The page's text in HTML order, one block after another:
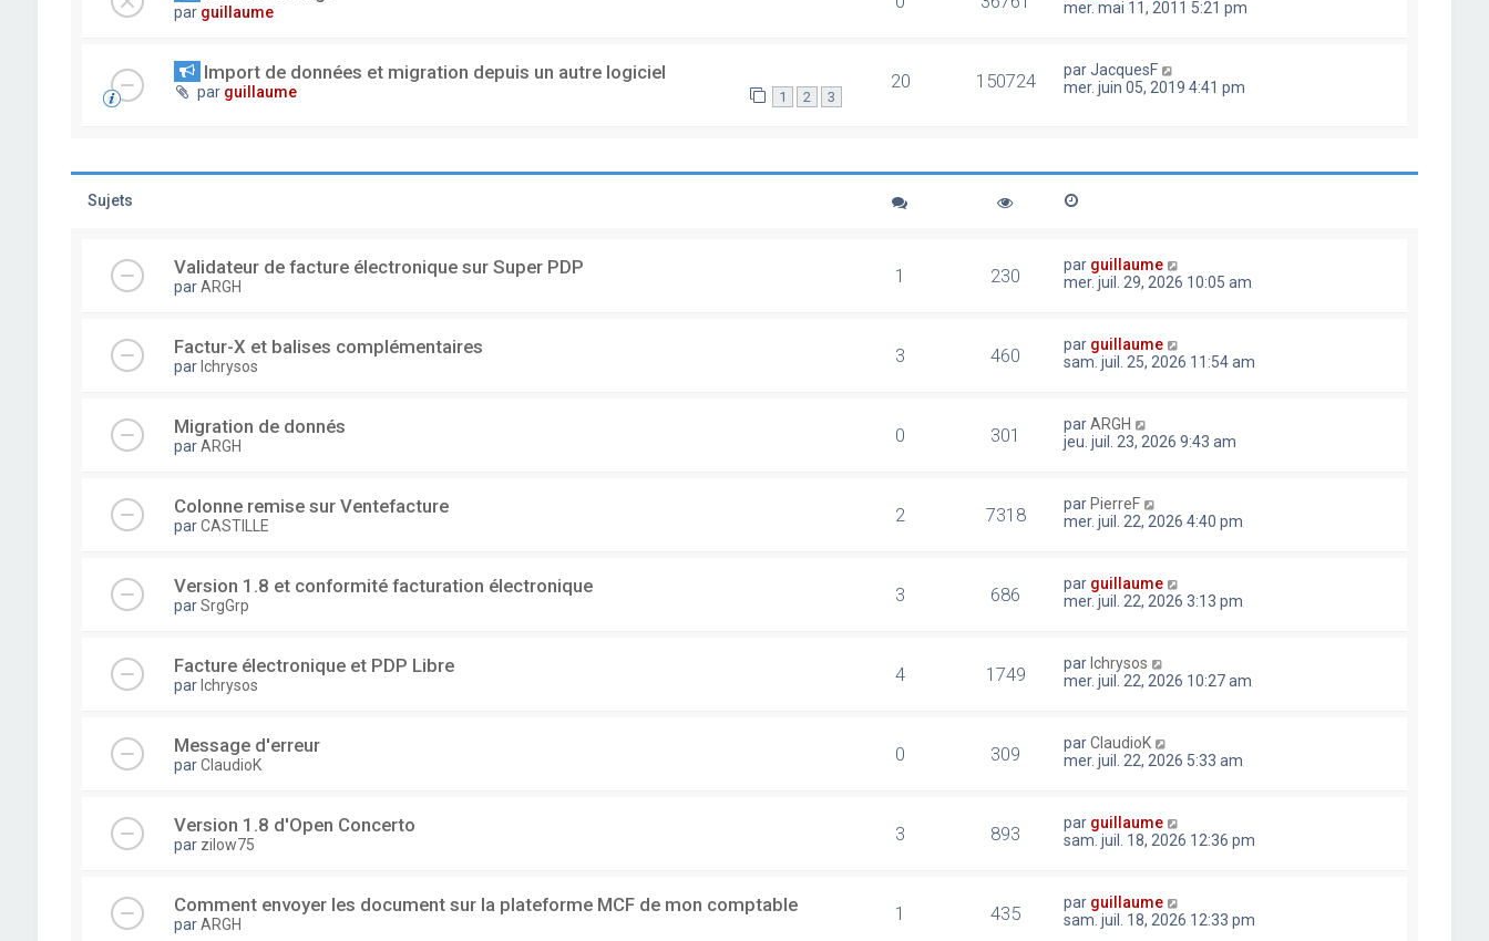
par guillaume
mer. mai 11, 2011 5:21 pm
Import de données et migration depuis un autre logiciel
par guillaume 1 2 3
20 150724 parJacquesF
mer. juin 05, 2019 4:41 pm
Sujets
Validateur de facture électronique sur Super PDP
parARGH 1 230 par guillaume
mer. juil. 29, 2026 10:05 am
Factur-X et balises complémentaires
par lchrysos 3 460 par guillaume
sam. juil. 25, 2026 11:54 am
Migration de donnés
parARGH 0 301 parARGH
jeu. juil. 23, 2026 9:43 am
Colonne remise sur Ventefacture
parCASTILLE 2 7318 par PierreF
mer. juil. 22, 2026 4:40 pm
Version 1.8 et conformité facturation électronique
parSrgGrp 3 686 par guillaume
mer. juil. 22, 2026 3:13 pm
Facture électronique et PDP Libre
par lchrysos 4 1749 par lchrysos
mer. juil. 22, 2026 10:27 am
Message d'erreur
parClaudioK 0 309 parClaudioK
mer. juil. 22, 2026 5:33 am
Version 1.8 d'Open Concerto
par zilow75 3 893 par guillaume
sam. juil. 18, 2026 12:36 pm
Comment envoyer les document sur la plateforme MCF de mon comptable
parARGH 1 435 par guillaume
sam. juil. 18, 2026 12:33 pm